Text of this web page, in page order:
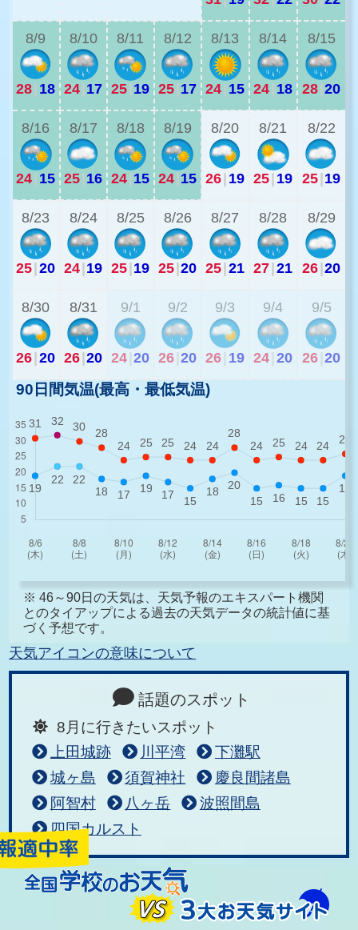
8/9
28 18
8/10
24 17
8/11
25 19
8/12
25 17
8/13
24 15
8/14
24 18
8/15
28 20
8/16
24 15
8/17
25 16
8/18
24 15
8/19
24 15
8/20
26 19
8/21
25 19
8/22
25 19
8/23
25 20
8/24
24 19
8/25
25 19
8/26
25 20
8/27
25 21
8/28
27 21
8/29
26 20
8/30
26 20
8/31
26 20
9/1
24 20
9/2
26 20
9/3
26 19
9/4
24 20
9/5
26 20
90日間気温(最高・最低気温)
※ 46～90日の天気は、天気予報のエキスパート機関
とのタイアップによる過去の天気データの統計値に基
づく予想です。
天気アイコンの意味について
話題のスポット
8月に行きたいスポット
上田城跡
川平湾
下灘駅
城ヶ島
須賀神社
慶良間諸島
阿智村
八ヶ岳
波照間島
四国カルスト